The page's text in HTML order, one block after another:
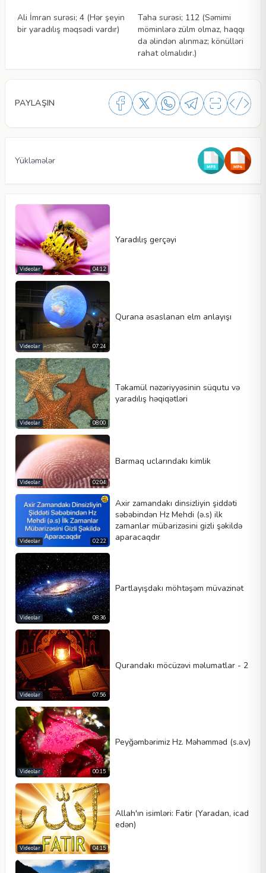
Ali İmran surəsi; 4 (Hər şeyin
bir yaradılış məqsədi vardır)
Taha surəsi; 112 (Səmimi
möminlərə zülm olmaz, haqqı
da əlindən alınmaz; könülləri
rahat olmalıdır.)
PAYLAŞIN
Video növü
Avtomatik oynat
Kontrolleri göster
Dövr et
En
Yükləmələr
04:12
Videolar
Yaradılış gerçəyi
07:24
Videolar
Qurana əsaslanan elm anlayışı
08:00
Videolar
Təkamül nəzəriyyəsinin süqutu və
yaradılış həqiqətləri
02:04
Videolar
Barmaq uclarındakı kimlik
02:22
Videolar
Axir zamandakı dinsizliyin şiddəti
səbəbindən Hz Mehdi (ə.s) ilk
zamanlar mübarizəsini gizli şəkildə
aparacaqdır
08:36
Videolar
Partlayışdakı möhtəşəm müvazinət
07:56
Videolar
Qurandakı möcüzəvi məlumatlar - 2
00:15
Videolar
Peyğəmbərimiz Hz. Məhəmməd (s.ə.v)
04:15
Videolar
Allah'ın isimləri: Fatir (Yaradan, icad
edən)